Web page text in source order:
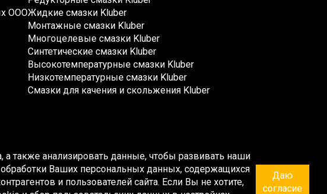
а также анализировать данные, чтобы развивать наши
Ваших персональных данных, содержащихся
и пользователей сайта. Если Вы не хотите,
Даю
согласие
ОООЖидкие смазки Kluber
Монтажные смазки Kluber
Многоцелевые смазки Kluber
Синтетические смазки Kluber
Высокотемпературные смазки Kluber
Низкотемпературные смазки Kluber
Смазки для качения и скольжения Kluber